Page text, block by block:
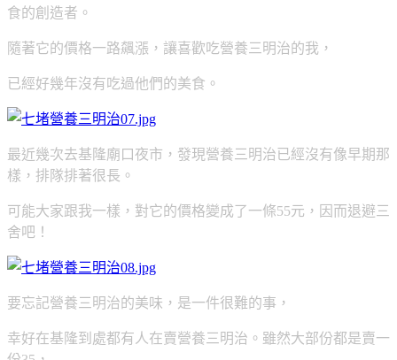
食的創造者。
隨著它的價格一路飆漲，讓喜歡吃營養三明治的我，
已經好幾年沒有吃過他們的美食。
最近幾次去基隆廟口夜市，發現營養三明治已經沒有像早期那
樣，排隊排著很長。
可能大家跟我一樣，對它的價格變成了一條55元，因而退避三
舍吧！
要忘記營養三明治的美味，是一件很難的事，
幸好在基隆到處都有人在賣營養三明治。雖然大部份都是賣一